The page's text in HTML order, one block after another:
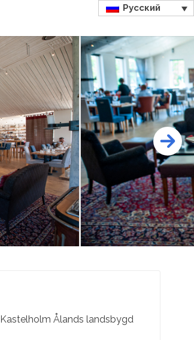
Русский
Kastelholm Ålands landsbygd